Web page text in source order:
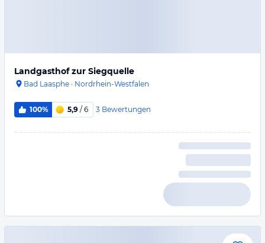
Landgasthof zur Siegquelle
Bad Laasphe · Nordrhein-Westfalen
100% 5,9 / 6 3 Bewertungen